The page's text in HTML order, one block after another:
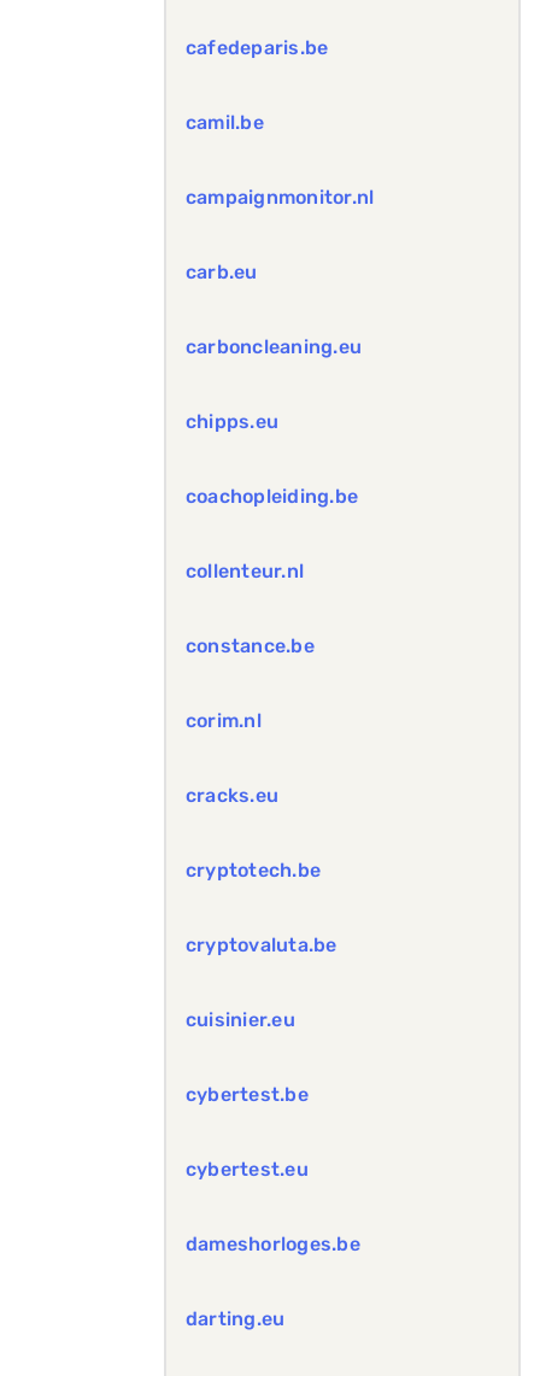
cafedeparis.be
camil.be
campaignmonitor.nl
carb.eu
carboncleaning.eu
chipps.eu
coachopleiding.be
collenteur.nl
constance.be
corim.nl
cracks.eu
cryptotech.be
cryptovaluta.be
cuisinier.eu
cybertest.be
cybertest.eu
dameshorloges.be
darting.eu